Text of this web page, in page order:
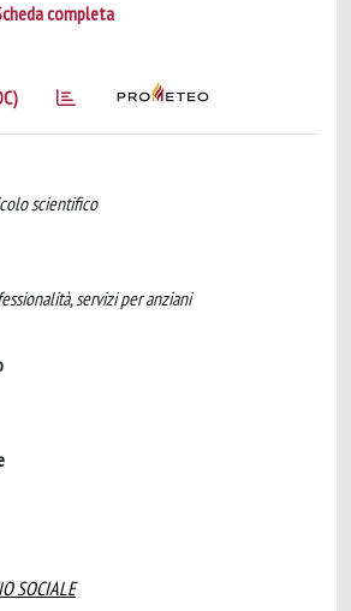
completa
scientifico
servizi per anziani
SOCIALE